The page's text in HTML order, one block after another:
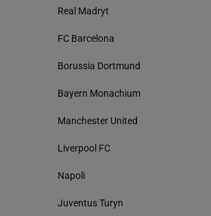
Real Madryt
FC Barcelona
Borussia Dortmund
Bayern Monachium
Manchester United
Liverpool FC
Napoli
Juventus Turyn